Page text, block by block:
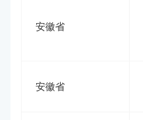
安徽省
安徽省